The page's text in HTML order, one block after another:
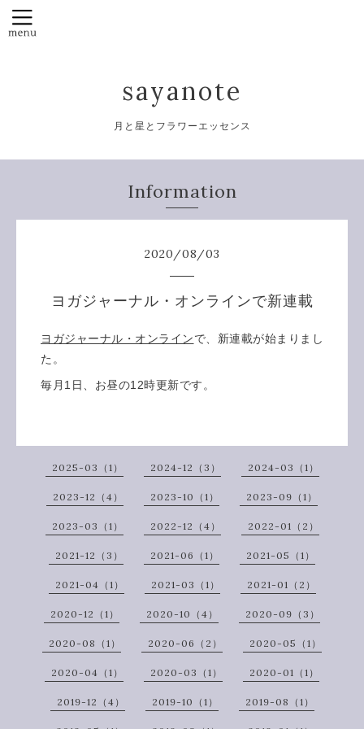
sayanote
月と星とフラワーエッセンス
Information
2020/08/03
ヨガジャーナル・オンラインで新連載
ヨガジャーナル・オンラインで、新連載が始まりまし
た。
毎月1日、お昼の12時更新です。
2025-03（1） 2024-12（3） 2024-03（1）
2023-12（4） 2023-10（1） 2023-09（1）
2023-03（1） 2022-12（4） 2022-01（2）
2021-12（3） 2021-06（1） 2021-05（1）
2021-04（1） 2021-03（1） 2021-01（2）
2020-12（1） 2020-10（4） 2020-09（3）
2020-08（1） 2020-06（2） 2020-05（1）
2020-04（1） 2020-03（1） 2020-01（1）
2019-12（4） 2019-10（1） 2019-08（1）